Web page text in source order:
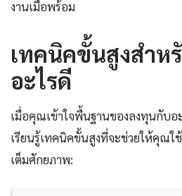
งานเมื่อพร้อม
เทคนิคขั้นสูงสำห
อะไรดี
เมื่อคุณเข้าใจพื้นฐานของลงทุนกับอ
เรียนรู้เทคนิคขั้นสูงที่จะช่วยให้คุณใ
เต็มศักยภาพ: